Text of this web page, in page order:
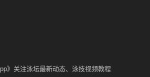
》关注泳坛最新动态、泳技视频教程